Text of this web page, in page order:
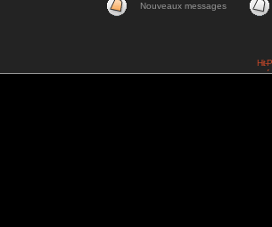
Nouveaux messages